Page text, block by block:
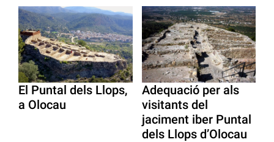
El Puntal dels Llops,
a Olocau
Adequació per als
visitants del
jaciment iber Puntal
dels Llops d’Olocau